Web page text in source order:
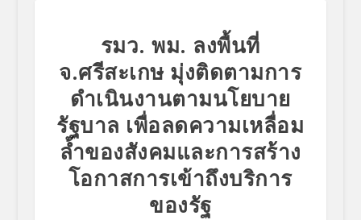
รมว. พม. ลงพื้นที่
จ.ศรีสะเกษ มุ่งติดตามการ
ดำเนินงานตามนโยบาย
รัฐบาล เพื่อลดความเหลื่อม
ล้ำของสังคมและการสร้าง
โอกาสการเข้าถึงบริการ
ของรัฐ